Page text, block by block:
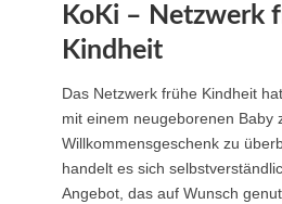
KoKi – Netzwerk
Kindheit
Das Netzwerk frühe Kindheit
mit einem neugeborenen Baby
Willkommensgeschenk zu
handelt es sich
Angebot, das auf Wunsch